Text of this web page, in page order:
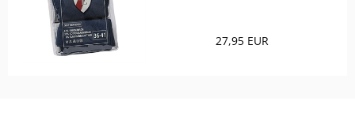
27,95 EUR